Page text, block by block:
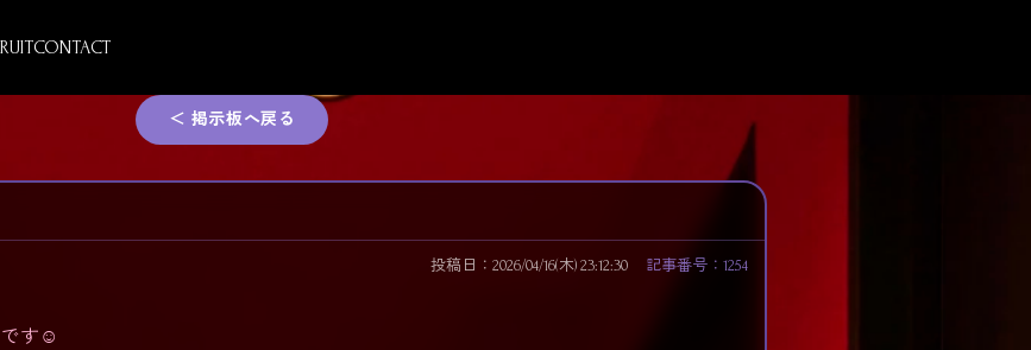
CONTACT
＜ 掲示板へ戻る
投稿日：2026/04/16(木) 23:12:30 記事番号：1254
です☺